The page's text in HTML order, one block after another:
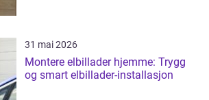
31 mai 2026
Montere elbillader hjemme: Trygg
og smart elbillader-installasjon